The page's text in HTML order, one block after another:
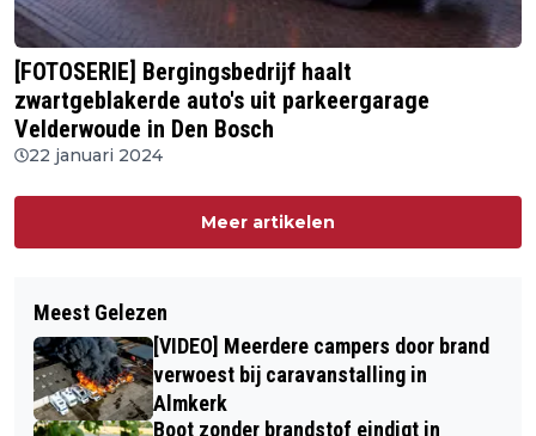
[FOTOSERIE] Bergingsbedrijf haalt
zwartgeblakerde auto's uit parkeergarage
Velderwoude in Den Bosch
22 januari 2024
Meer artikelen
Meest Gelezen
[VIDEO] Meerdere campers door brand
verwoest bij caravanstalling in
Almkerk
Boot zonder brandstof eindigt in